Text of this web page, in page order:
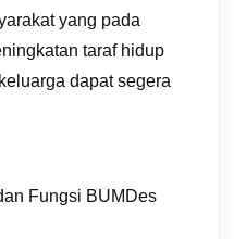
yang pada
taraf hidup
dapat segera
Fungsi BUMDes